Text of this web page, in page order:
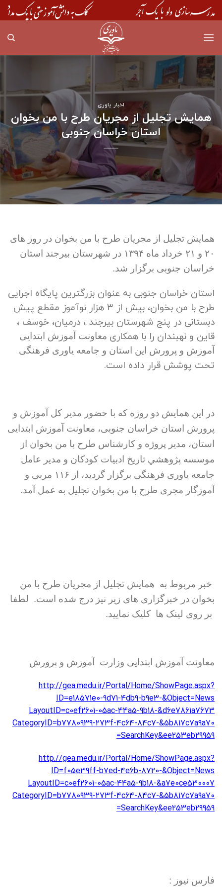
Skip
to
اخبار یاوری
همایش تجلیل از مجریان طرح با من بخوان
استان خراسان جنوبی
همایش تجلیل از مجریان طرح با من بخوان در روز های
۲۰ و ۲۱ خرداد ماه ۱۳۹۴ در شهرستان بیرجند استان
خراسان جنوبی برگزار شد.
استان خراسان جنوبی به عنوان بزرگترین پایگاه اجرایی
طرح با من بخوان
، بیش از ۳ هزار نوآموز مقطع پیش
دبستانی در پنج شهرستان بیرجند ، درمیان، خوسف ،
قاین و نهبندان را با همکاری معاونت آموزش ابتدایی
آموزش و پرورش این استان و جامعه یاوری فرهنگی
تحت پوشش قرار داده است.
در این همایش دو روزه که با حضور مدیر کل آموزش و
پرورش استان خراسان جنوبی، معاونت آموزش ابتدایی
استان، مدیر پروژه و کارشناس طرح با من بخوان از
موسسه پژوهشي تاريخ ادبيات كودكان و مدیر عامل
جامعه یاوری فرهنگی برگزار گردید، از
۱۱۶ مربی و
آموزگار مجری طرح با من بخوان تجلیل به عمل آمد.
خبر مربوط به همایش تجلیل از مجریان طرح با من
بخوان در خبرگزاری های زیر نیز درج شده است. لطفا
بر روی لینک ها کلیک نمایید.
معاونت آموزش ابتدایی وزارت آموزش و پرورش
http://gea.medu.ir/Portal/Home/ShowPage.aspx?
Object=News
&
ID=e18571e0-9d71-4db9-b9e3-
d6e7861a7673
&
LayoutID=c0ef2601-05ac-44a5-9b18-
5b817c7a9a70
&
CategoryID=b7780939-273f-4c64-84c7-
ee253eb29959
&
SearchKey
=
http://gea.medu.ir/Portal/Home/ShowPage.aspx?
Object=News
&
ID=f05e39ff-b7ed-4e6b-8720-
a7e0ce530007
&
LayoutID=c0ef2601-05ac-44a5-9b18-
5b817c7a9a70
&
CategoryID=b7780939-273f-4c64-84c7-
ee253eb29959
&
SearchKey
=
فارس نیوز :